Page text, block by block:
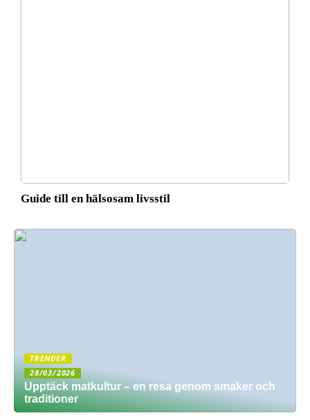
Guide till en hälsosam livsstil
TRENDER
28/03/2026
Upptäck matkultur – en resa genom smaker och
traditioner